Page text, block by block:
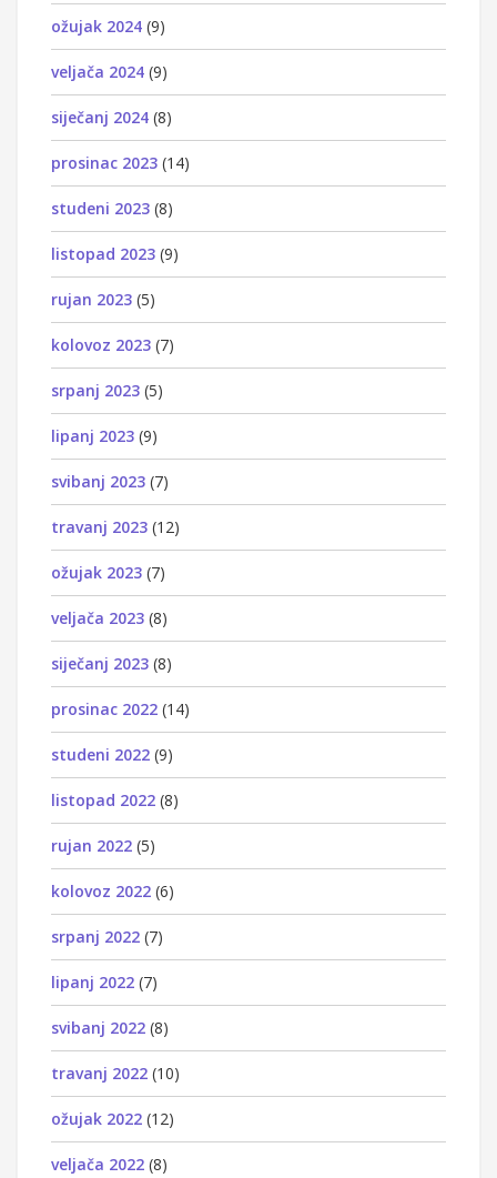
ožujak 2024 (9)
veljača 2024 (9)
siječanj 2024 (8)
prosinac 2023 (14)
studeni 2023 (8)
listopad 2023 (9)
rujan 2023 (5)
kolovoz 2023 (7)
srpanj 2023 (5)
lipanj 2023 (9)
svibanj 2023 (7)
travanj 2023 (12)
ožujak 2023 (7)
veljača 2023 (8)
siječanj 2023 (8)
prosinac 2022 (14)
studeni 2022 (9)
listopad 2022 (8)
rujan 2022 (5)
kolovoz 2022 (6)
srpanj 2022 (7)
lipanj 2022 (7)
svibanj 2022 (8)
travanj 2022 (10)
ožujak 2022 (12)
veljača 2022 (8)